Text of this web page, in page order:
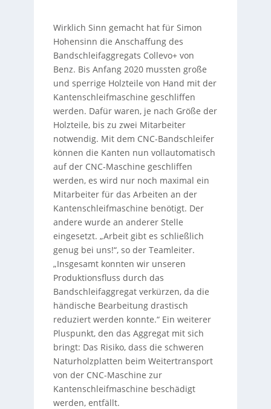
Wirklich Sinn gemacht hat für Simon
Hohensinn die Anschaffung des
Bandschleifaggregats Collevo+ von
Benz. Bis Anfang 2020 mussten große
und sperrige Holzteile von Hand mit der
Kantenschleifmaschine geschliffen
werden. Dafür waren, je nach Größe der
Holzteile, bis zu zwei Mitarbeiter
notwendig. Mit dem CNC-Bandschleifer
können die Kanten nun vollautomatisch
auf der CNC-Maschine geschliffen
werden, es wird nur noch maximal ein
Mitarbeiter für das Arbeiten an der
Kantenschleifmaschine benötigt. Der
andere wurde an anderer Stelle
eingesetzt. „Arbeit gibt es schließlich
genug bei uns!“, so der Teamleiter.
„Insgesamt konnten wir unseren
Produktionsfluss durch das
Bandschleifaggregat verkürzen, da die
händische Bearbeitung drastisch
reduziert werden konnte.“ Ein weiterer
Pluspunkt, den das Aggregat mit sich
bringt: Das Risiko, dass die schweren
Naturholzplatten beim Weitertransport
von der CNC-Maschine zur
Kantenschleifmaschine beschädigt
werden, entfällt.